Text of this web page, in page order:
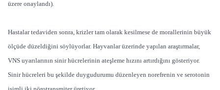
üzere onaylandı).
Hastalar tedaviden sonra, krizler tam olarak kesilmese de morallerinin büyük
ölçüde düzeldiğini söylüyorlar. Hayvanlar üzerinde yapılan araştırmalar,
VNS uyarılarının sinir hücrelerinin ateşleme hızını artırdığını gösteriyor.
Sinir hücreleri bu şekilde duygudurumu düzenleyen norefrenin ve serotonin